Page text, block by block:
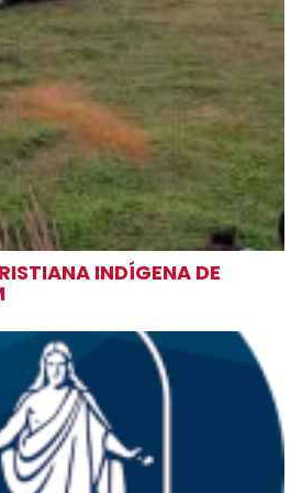
INDÍGENA DE